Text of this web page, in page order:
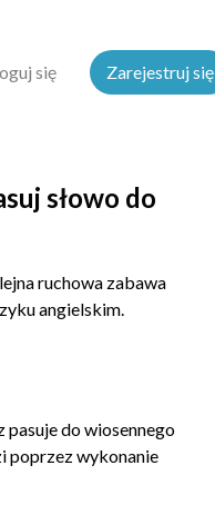
się Zarejestruj się
słowo do
ruchowa zabawa
angielskim.
do wiosennego
poprzez wykonanie